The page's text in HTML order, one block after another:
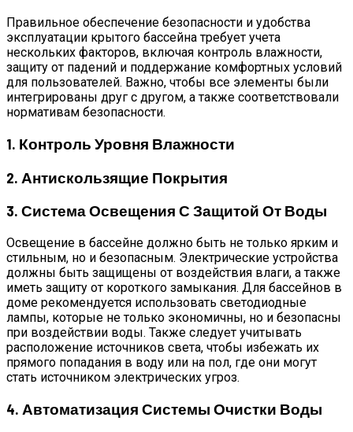
Правильное обеспечение безопасности и удобства
эксплуатации крытого бассейна требует учета
нескольких факторов, включая контроль влажности,
защиту от падений и поддержание комфортных условий
для пользователей. Важно, чтобы все элементы были
интегрированы друг с другом, а также соответствовали
нормативам безопасности.
1. Контроль Уровня Влажности
2. Антискользящие Покрытия
3. Система Освещения С Защитой От Воды
Освещение в бассейне должно быть не только ярким и
стильным, но и безопасным. Электрические устройства
должны быть защищены от воздействия влаги, а также
иметь защиту от короткого замыкания. Для бассейнов в
доме рекомендуется использовать светодиодные
лампы, которые не только экономичны, но и безопасны
при воздействии воды. Также следует учитывать
расположение источников света, чтобы избежать их
прямого попадания в воду или на пол, где они могут
стать источником электрических угроз.
4. Автоматизация Системы Очистки Воды